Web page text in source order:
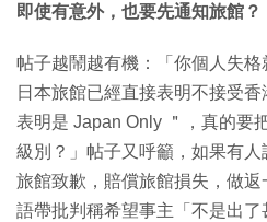
即使有意外，也要先通知旅館？
帖子越鬧越有機：「你個人失
日本旅館已經直接表明不接受
表明是 Japan Only ＂，真的要
級別？」帖子又呼籲，如果有
旅館致歉，賠償旅館損失，做返
語帶批判稱希望事主「不是出了